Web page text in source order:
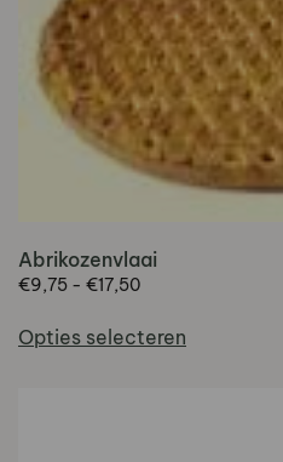
Abrikozenvlaai
€9,75 - €17,50Prijsklasse:
tot
Opties selecterenproduct